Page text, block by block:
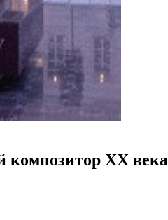
композитор ХХ века